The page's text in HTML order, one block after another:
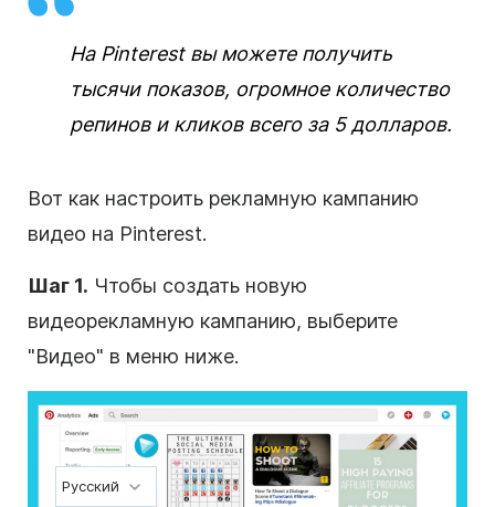
На Pinterest вы можете получить
тысячи показов, огромное количество
репинов и кликов всего за 5 долларов.
Вот как настроить рекламную кампанию
видео на Pinterest.
Шаг 1. Чтобы создать новую
видеорекламную кампанию, выберите
"Видео" в меню ниже.
Русский